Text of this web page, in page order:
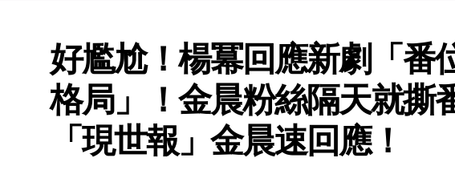
好尷尬！楊冪回應新劇「番
格局」！金晨粉絲隔天就撕
「現世報」金晨速回應！